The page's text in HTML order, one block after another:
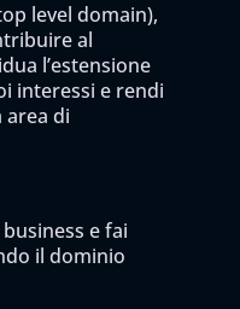
level domain),
al
l’estensione
interessi e rendi
area di
e fai
il dominio